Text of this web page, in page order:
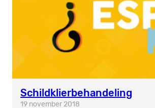
Schildklierbehandeling
19 november 2018